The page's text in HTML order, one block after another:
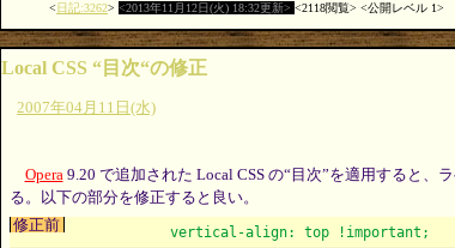
日記:3262 2013年11月12日(火) 18:32更新 2118閲覧 公開レベル 1
Local CSS “目次“の修正
2007年04月11日(水)
Opera9.20 で追加された Local CSS の“目次”を適用すると、
る。以下の部分を修正すると良い。
修正前
vertical-align: top !important;